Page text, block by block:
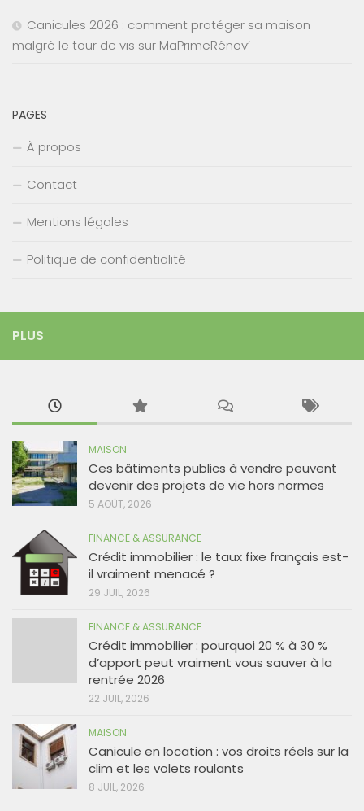
Canicules 2026 : comment protéger sa maison
malgré le tour de vis sur MaPrimeRénov’
PAGES
À propos
Contact
Mentions légales
Politique de confidentialité
PLUS
MAISON
Ces bâtiments publics à vendre peuvent
devenir des projets de vie hors normes
5 AOÛT, 2026
FINANCE & ASSURANCE
Crédit immobilier : le taux fixe français est-
il vraiment menacé ?
29 JUIL, 2026
FINANCE & ASSURANCE
Crédit immobilier : pourquoi 20 % à 30 %
d’apport peut vraiment vous sauver à la
rentrée 2026
22 JUIL, 2026
MAISON
Canicule en location : vos droits réels sur la
clim et les volets roulants
8 JUIL, 2026